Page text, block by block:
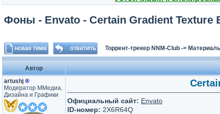
Фоны - Envato - Certain Gradient Texture
Торрент-трекер NNM-Club ->
Автор
artushj ®
Модератор ММедиа,
Дизайна и Графики
Официальный сайт: Envato
ID-номер: 2X6R64Q